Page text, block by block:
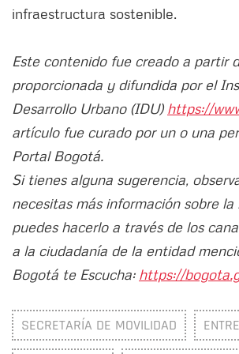
infraestructura sostenible.
Este contenido fue creado a partir
proporcionada y difundida por el
Desarrollo Urbano (IDU) https://
artículo fue curado por un o una
Portal Bogotá.
Si tienes alguna sugerencia,
necesitas más información sobre
puedes hacerlo a través de los
a la ciudadanía de la entidad
Bogotá te Escucha: https://
SECRETARÍA DE MOVILIDAD